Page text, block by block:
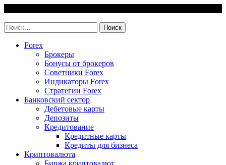
content
Найти:
Forex
Брокеры
Бонусы от брокеров
Советники Forex
Индикаторы Forex
Стратегии Forex
Банковский сектор
Дебетовые карты
Депозиты
Кредитование
Кредитные карты
Кредиты для бизнеса
Криптовалюта
Биржа криптовалют